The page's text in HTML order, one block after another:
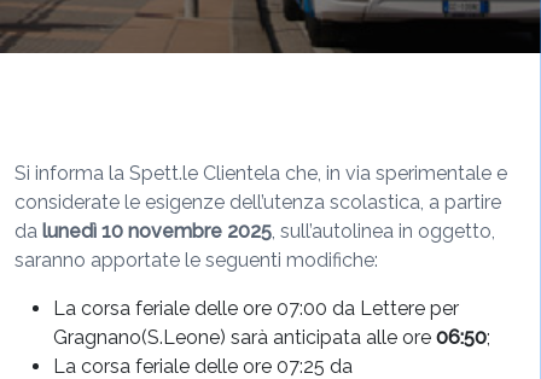
Si informa la Spett.le Clientela che, in via sperimentale e
considerate le esigenze dell’utenza scolastica, a partire
da lunedì 10 novembre 2025, sull’autolinea in oggetto,
saranno apportate le seguenti modifiche:
La corsa feriale delle ore 07:00 da Lettere per
Gragnano(S.Leone) sarà anticipata alle ore 06:50;
La corsa feriale delle ore 07:25 da